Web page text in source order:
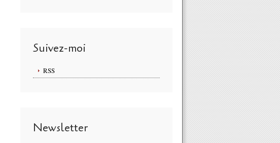
Suivez-moi
RSS
Newsletter